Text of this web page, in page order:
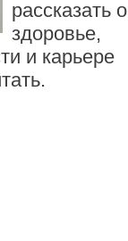
рассказать о
здоровье,
и карьере